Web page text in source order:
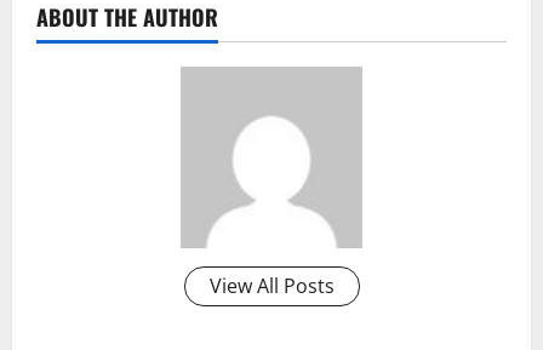
ABOUT THE AUTHOR
View All Posts